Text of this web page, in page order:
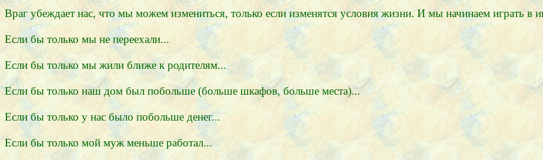
Враг убеждает нас, что мы можем измениться, только если изменятся условия жизни. И мы начинаем играть в
Если бы только мы не переехали...
Если бы только мы жили ближе к родителям...
Если бы только наш дом был побольше (больше шкафов, больше места)...
Если бы только у нас было побольше денег...
Если бы только мой муж меньше работал...